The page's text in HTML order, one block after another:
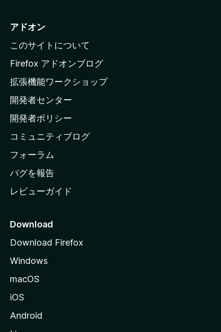
i
l
a
ホ
ー
ム
ー
ジ
へ
アドオン
このサイトについて
Firefox アドオンブログ
拡張機能ワークショップ
開発者センター
開発者ポリシー
コミュニティブログ
フォーラム
バグを報告
レビューガイド
Download
Download Firefox
Windows
macOS
iOS
Android